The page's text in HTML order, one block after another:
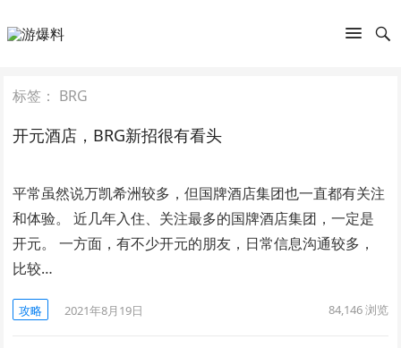
标签： BRG
开元酒店，BRG新招很有看头
平常虽然说万凯希洲较多，但国牌酒店集团也一直都有关注
和体验。 近几年入住、关注最多的国牌酒店集团，一定是
开元。 一方面，有不少开元的朋友，日常信息沟通较多，
比较…
攻略 2021年8月19日 84,146浏览